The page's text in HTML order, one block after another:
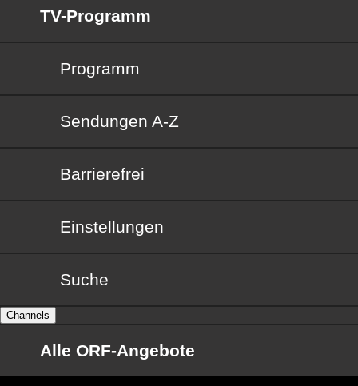
TV-Programm
Programm
Sendungen von A bis Z
Sendungen A-Z
Barrierefrei
Barrierefrei
Einstellungen
Suche
Channels
Alle ORF-Angebote